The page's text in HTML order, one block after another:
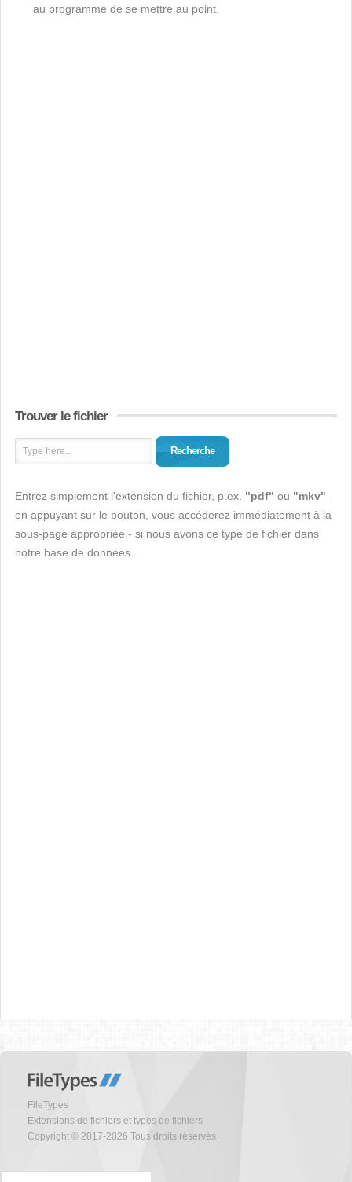
au programme de se mettre au point.
Trouver le fichier
Recherche
Entrez simplement l'extension du fichier, p.ex. "pdf" ou "mkv" -
en appuyant sur le bouton, vous accéderez immédiatement à la
sous-page appropriée - si nous avons ce type de fichier dans
notre base de données.
FileTypes
Extensions de fichiers et types de fichiers
Copyright © 2017-2026 Tous droits réservés